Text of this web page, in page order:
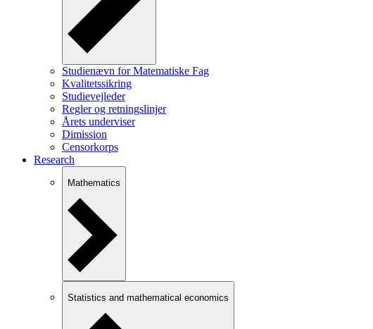
Studienævn for Matematiske Fag
Kvalitetssikring
Studievejleder
Regler og retningslinjer
Årets underviser
Dimission
Censorkorps
Research
Mathematics
Statistics and mathematical economics